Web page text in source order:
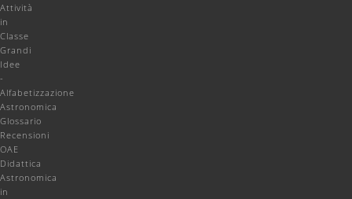
Attività
in
Classe
Grandi
Idee
-
Alfabetizzazione
Astronomica
Glossario
Recensioni
OAE
Didattica
Astronomica
in